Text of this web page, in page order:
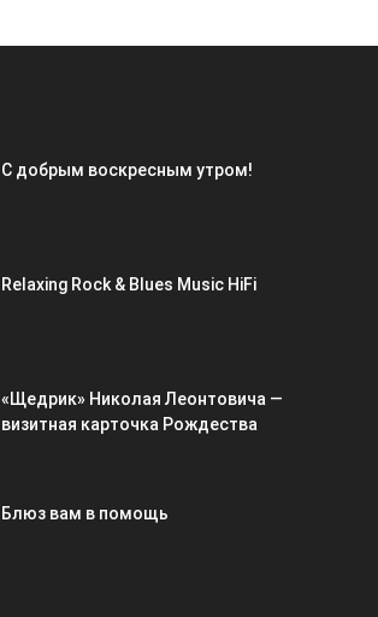
С добрым воскресным утром!
Relaxing Rock & Blues Music HiFi
«Щедрик» Николая Леонтовича —
визитная карточка Рождества
Блюз вам в помощь